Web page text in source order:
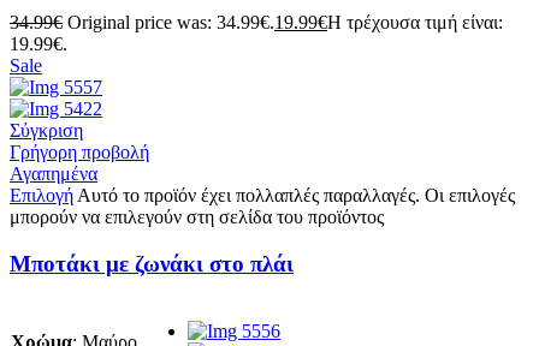
34.99€ Original price was: 34.99€.19.99€Η τρέχουσα τιμή είναι:
19.99€.
Sale
Σύγκριση
Γρήγορη προβολή
Αγαπημένα
Επιλογή Αυτό το προϊόν έχει πολλαπλές παραλλαγές. Οι επιλογές
μπορούν να επιλεγούν στη σελίδα του προϊόντος
Μποτάκι με ζωνάκι στο πλάι
Χρώμα: Μαύρο